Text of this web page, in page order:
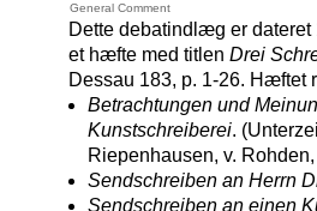
General Comment
Dette debatindlæg er dateret
et hæfte med titlen Drei
Dessau 183, p. 1-26. Hæftet
Betrachtungen und
Kunstschreiberei.
Riepenhausen, v.
Sendschreiben an Herrn
Sendschreiben an einen